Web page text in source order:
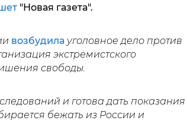
"Новая газета".
возбудила уголовное дело против
экстремистского
свободы.
и готова дать показания
бежать из России и